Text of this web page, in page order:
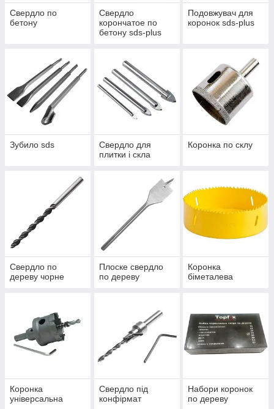
Свердло по
бетону
Свердло
корончатое по
бетону sds-plus
Подовжувач для
коронок sds-plus
Зубило sds
Свердло для
плитки і скла
Коронка по склу
Свердло по
дереву чорне
Плоске свердло
по дереву
Коронка
біметалева
Коронка
універсальна
Свердло під
конфірмат
Набори коронок
по дереву